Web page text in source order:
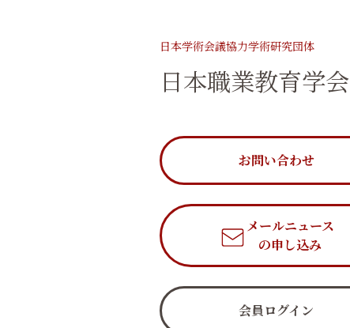
日本学術会議協力学術研究団体
日本職業教育学会
お問い合わせ
メールニュース
の申し込み
会員ログイン